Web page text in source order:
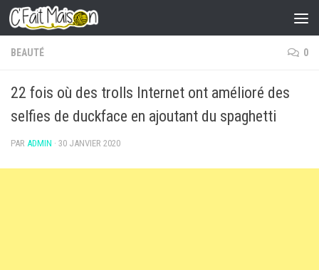
Skip to content
BEAUTÉ 0
22 fois où des trolls Internet ont amélioré des
selfies de duckface en ajoutant du spaghetti
PAR ADMIN · 30 JANVIER 2020